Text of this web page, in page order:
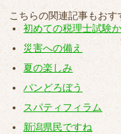
こちらの関連記事もおす
初めての税理士試験
災害への備え
夏の楽しみ
パンどろぼう
スパティフィラム
新潟県民ですね